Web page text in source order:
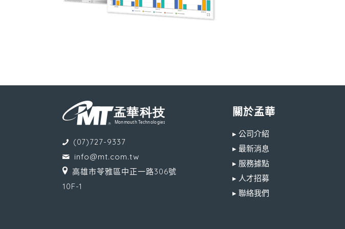
(07)727-9337
info@mt.com.tw
高雄市苓雅區中正一路306號
10F-1
關於孟華
▸ 公司介紹
▸ 最新消息
▸ 服務據點
▸ 人才招募
▸ 聯絡我們